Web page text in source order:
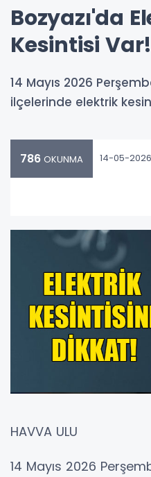
Bozyazı'da
Kesintisi Var!
14 Mayıs 2026
ilçelerinde elektrik
786 OKUNMA 14-05-
HAVVA ULU
14 Mayıs 2026